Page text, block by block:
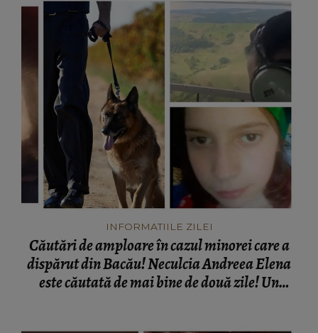
INFORMATIILE ZILEI
Căutări de amploare în cazul minorei care a
dispărut din Bacău! Neculcia Andreea Elena
este căutată de mai bine de două zile! Un